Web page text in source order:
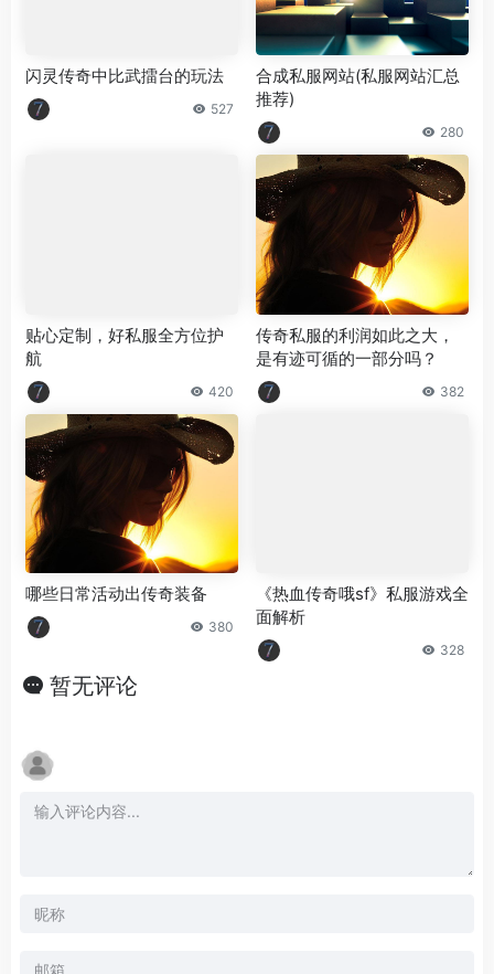
闪灵传奇中比武擂台的玩法
527
合成私服网站(私服网站汇总
推荐)
280
贴心定制，好私服全方位护
航
420
传奇私服的利润如此之大，
是有迹可循的一部分吗？
382
哪些日常活动出传奇装备
380
《热血传奇哦sf》私服游戏全
面解析
328
暂无评论